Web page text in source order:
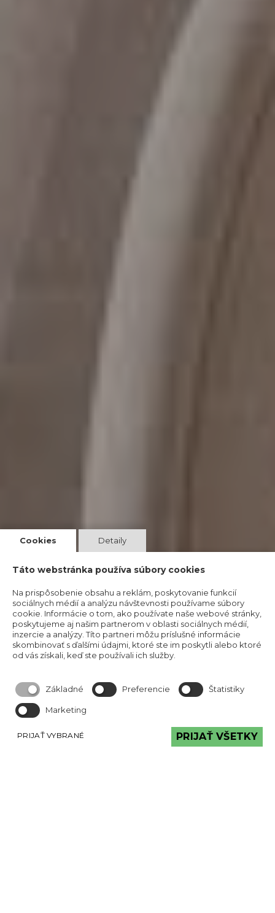
Cookies Detaily
Táto webstránka používa súbory cookies
Na prispôsobenie obsahu a reklám, poskytovanie funkcií
sociálnych médií a analýzu návštevnosti používame súbory
cookie. Informácie o tom, ako používate naše webové stránky,
poskytujeme aj našim partnerom v oblasti sociálnych médií,
inzercie a analýzy. Títo partneri môžu príslušné informácie
skombinovať s ďalšími údajmi, ktoré ste im poskytli alebo ktoré
od vás získali, keď ste používali ich služby.
Základné Preferencie Štatistiky
Marketing
PRIJAŤ VYBRANÉ PRIJAŤ VŠETKY